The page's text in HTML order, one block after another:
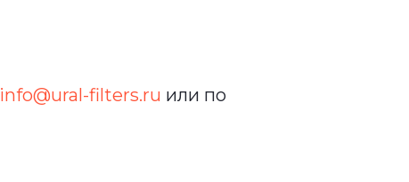
info@ural-filters.ru или по